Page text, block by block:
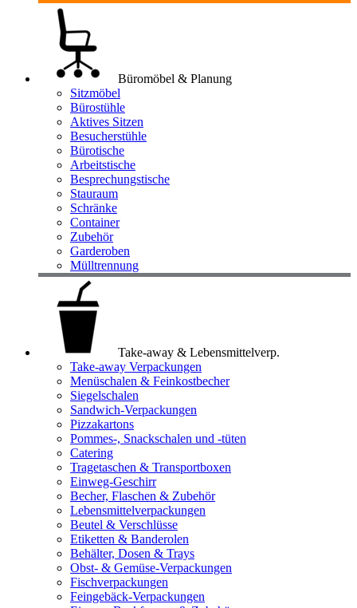
Büromöbel & Planung
Sitzmöbel
Bürostühle
Aktives Sitzen
Besucherstühle
Bürotische
Arbeitstische
Besprechungstische
Stauraum
Schränke
Container
Zubehör
Garderoben
Mülltrennung
Take-away & Lebensmittelverp.
Take-away Verpackungen
Menüschalen & Feinkostbecher
Siegelschalen
Sandwich-Verpackungen
Pizzakartons
Pommes-, Snackschalen und -tüten
Catering
Tragetaschen & Transportboxen
Einweg-Geschirr
Becher, Flaschen & Zubehör
Lebensmittelverpackungen
Beutel & Verschlüsse
Etiketten & Banderolen
Behälter, Dosen & Trays
Obst- & Gemüse-Verpackungen
Fischverpackungen
Feingebäck-Verpackungen